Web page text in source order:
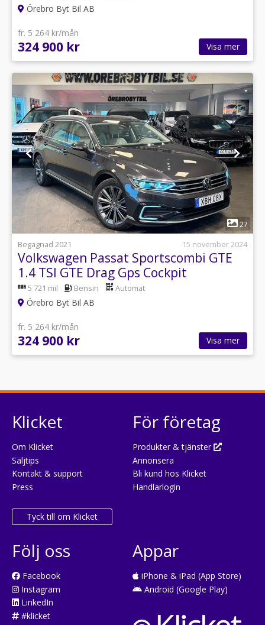
Örebro Byt Bil AB
fr. 5 264 kr/mån
324 900 kr Visa mer
1
27
Begagnad 2021
15 november 2024
Volkswagen Passat Sportscombi GTE
1.4 TSI GTE Drag Gps Cockpit
5 721 mil Bensin Automat
Örebro Byt Bil AB
fr. 5 264 kr/mån
324 900 kr Visa mer
Klicket
Om Klicket
Säljtips
Kontakt & support
Press
Tyck till om Klicket
För företag
Produkter & tjänster
Annonsera
Bli kund hos Klicket
Handlarlogin
Följ oss
Facebook
Instagram
LinkedIn
#klicket
Appar
iPhone & iPad (App Store)
Android (Google Play)